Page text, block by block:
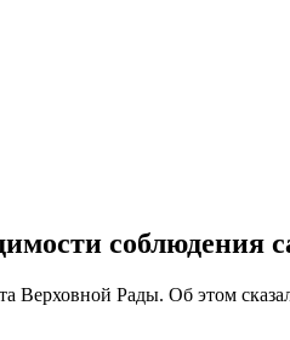
соблюдения
Рады. Об этом